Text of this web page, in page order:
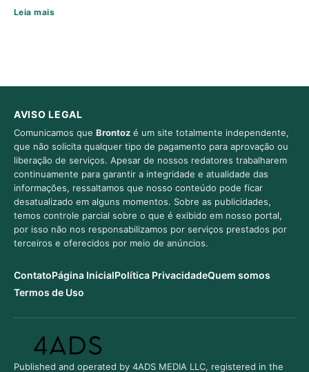
Leia mais
AVISO LEGAL
Comunicamos que Brontoz é um site totalmente independente,
que não solicita qualquer tipo de pagamento para aprovação ou
liberação de serviços. Apesar de nossos redatores trabalharem
continuamente para garantir a integridade e atualidade das
informações, ressaltamos que nosso conteúdo pode ficar
desatualizado em alguns momentos. Sobre as publicidades,
temos controle parcial sobre o que é exibido em nosso portal,
por isso não nos responsabilizamos por serviços prestados por
terceiros e oferecidos por meio de anúncios.
ContatoPágina InicialPolítica PrivacidadeQuem somos
Termos de Uso
Published and operated by 4ADS MEDIA LLC, registered in the